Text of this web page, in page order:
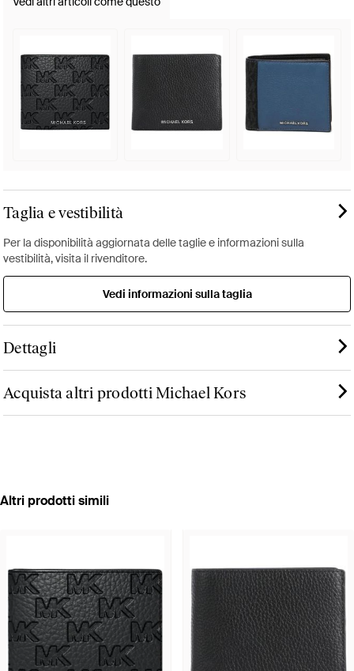
Taglia e vestibilità
Per la disponibilità aggiornata delle taglie e informazioni sulla
vestibilità, visita il rivenditore.
Vedi informazioni sulla taglia
Dettagli
Acquista altri prodotti Michael Kors
Altri prodotti simili